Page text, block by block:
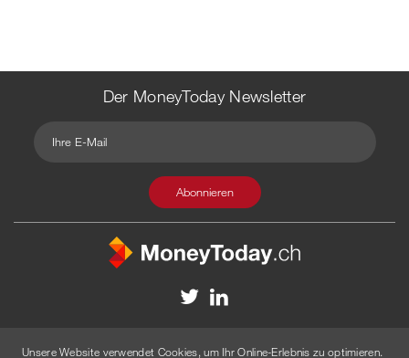
Der MoneyToday Newsletter
Unsere Website verwendet Cookies, um Ihr Online-Erlebnis zu optimieren.